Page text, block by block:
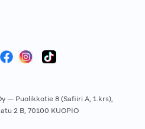
— Puolikkotie 8 (Safiiri A, 1.krs),
2 B, 70100 KUOPIO